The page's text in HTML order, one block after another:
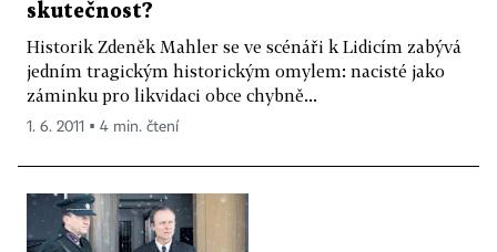
skutečnost?
Historik Zdeněk Mahler se ve scénáři k Lidicím zabývá
jedním tragickým historickým omylem: nacisté jako
záminku pro likvidaci obce chybně...
1. 6. 2011 ▪ 4 min. čtení